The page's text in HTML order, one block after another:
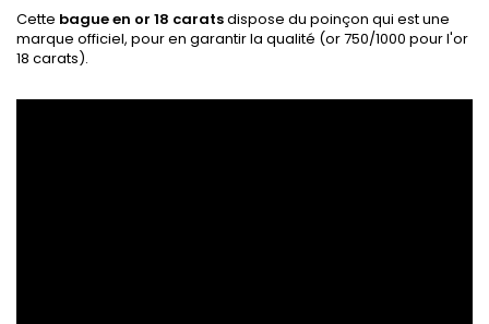
Cette bague en or 18 caratsdispose du poinçon qui est une
marque officiel, pour en garantir la qualité (or 750/1000 pour l'or
18 carats).